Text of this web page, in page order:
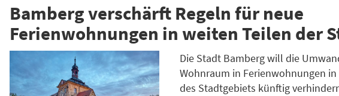
Bamberg verschärft Regeln für neue
Ferienwohnungen in weiten Teilen der
Die Stadt Bamberg will die
Wohnraum in Ferienwohnungen
des Stadtgebiets künftig